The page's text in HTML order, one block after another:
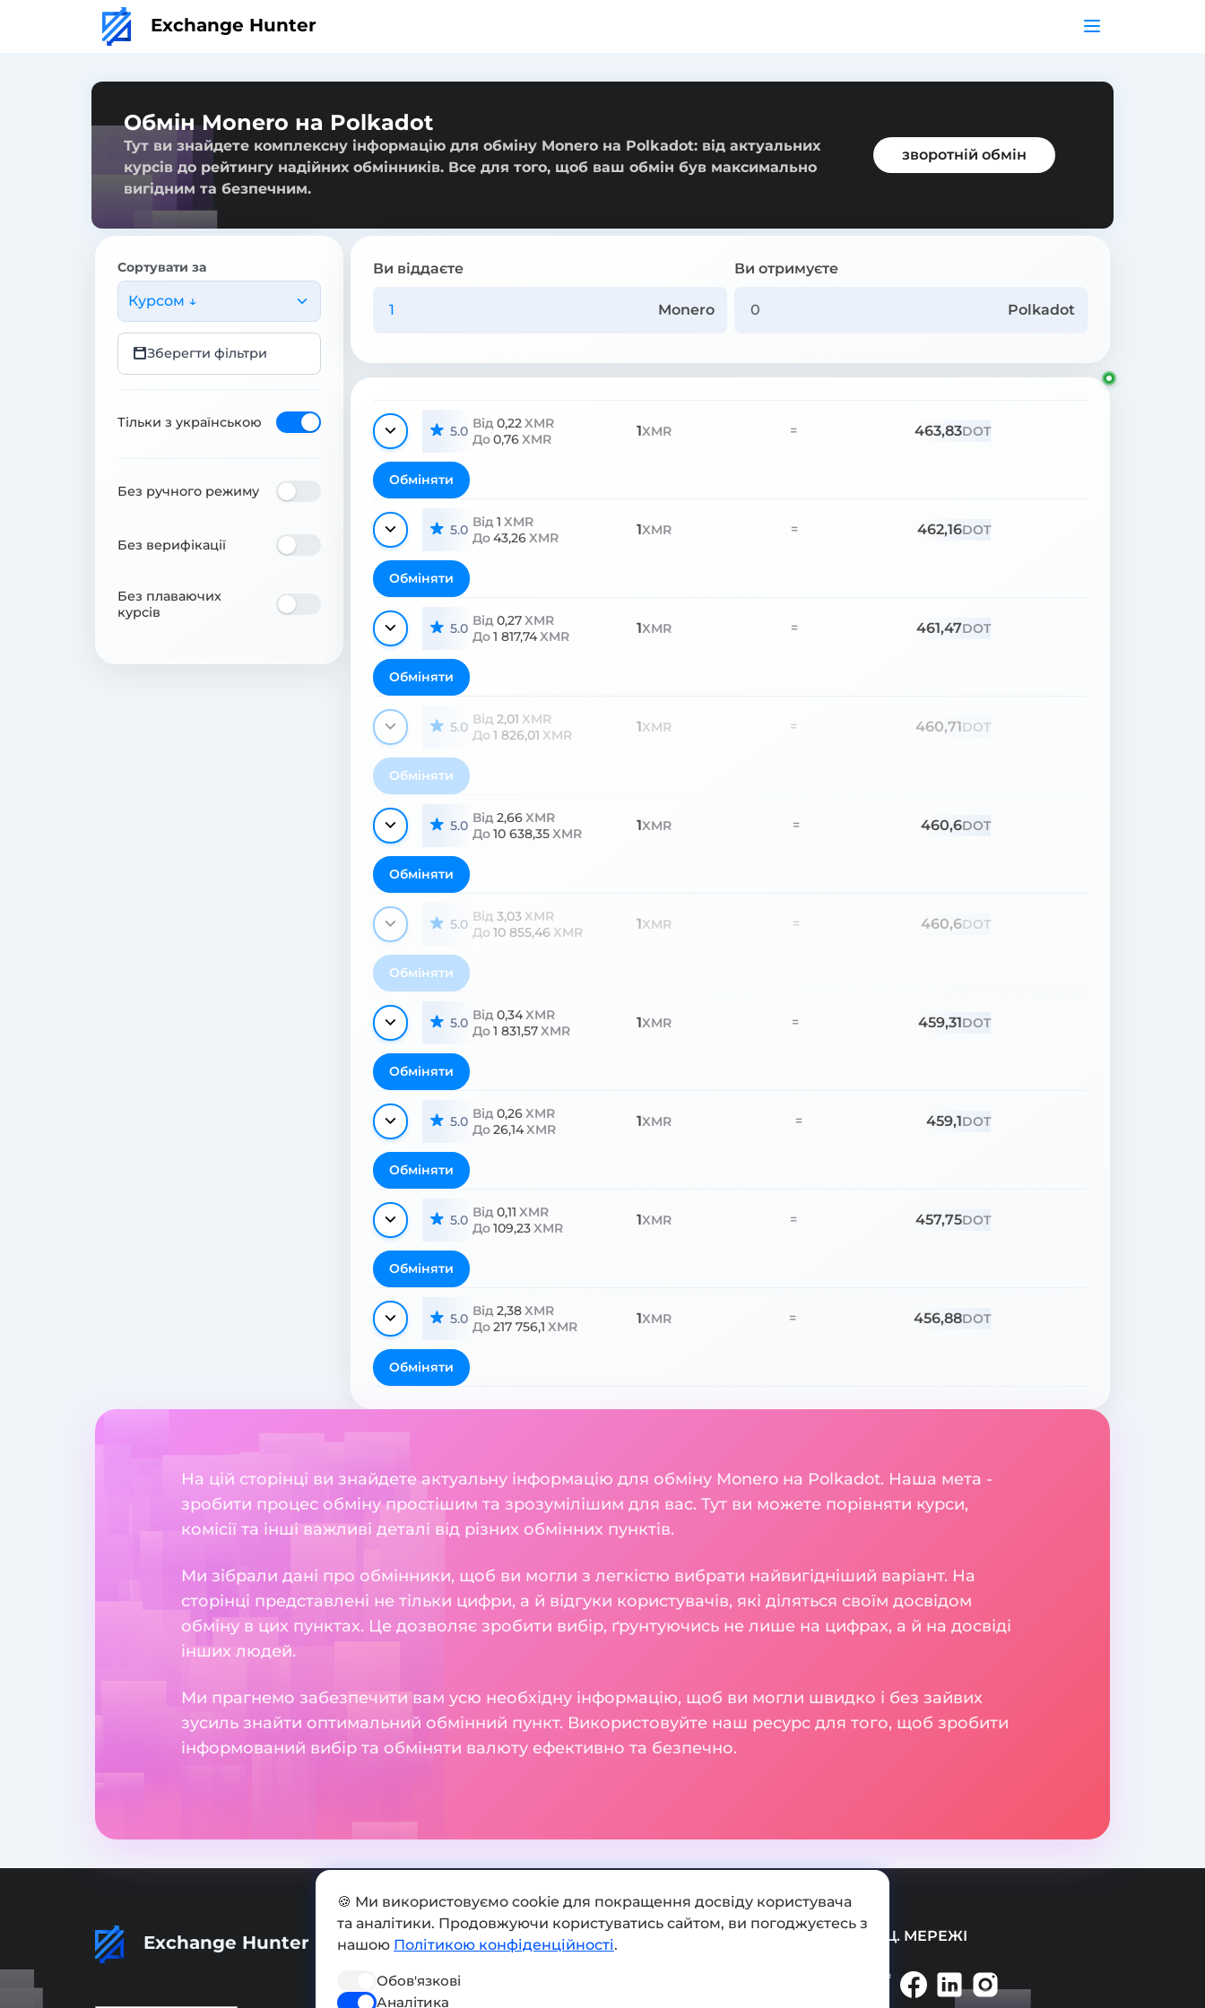
Exchange Hunter
Обмін Monero на Polkadot
Тут ви знайдете комплексну інформацію для обміну Monero на Polkadot: від актуальних
курсів до рейтингу надійних обмінників. Все для того, щоб ваш обмін був максимально
вигідним та безпечним.
зворотній обмін
Сортувати за
Курсом ↓
Зберегти фільтри
Тільки з українською
Без ручного режиму
Без верифікації
Без плаваючих
курсів
Ви віддаєте
Monero
Ви отримуєте
Polkadot
5.0 Від 0,22XMR
До0,76XMR 1XMR = 463,83DOT
Обміняти
5.0 Від 1 XMR
До43,26XMR 1XMR = 462,16DOT
Обміняти
5.0 Від 0,27XMR
До1 817,74XMR 1XMR = 461,47DOT
Обміняти
5.0 Від 2,01 XMR
До 1 826,01 XMR 1XMR = 460,71DOT
Обміняти
5.0 Від 2,66XMR
До10 638,35XMR 1XMR = 460,6DOT
Обміняти
5.0 Від 3,03 XMR
До 10 855,46 XMR 1XMR = 460,6DOT
Обміняти
5.0 Від 0,34XMR
До1 831,57XMR 1XMR = 459,31DOT
Обміняти
5.0 Від 0,26XMR
До26,14XMR 1XMR = 459,1DOT
Обміняти
5.0 Від 0,11 XMR
До109,23XMR 1XMR = 457,75DOT
Обміняти
5.0 Від 2,38XMR
До217 756,1 XMR 1XMR = 456,88DOT
Обміняти
На цій сторінці ви знайдете актуальну інформацію для обміну Monero на Polkadot. Наша мета -
зробити процес обміну простішим та зрозумілішим для вас. Тут ви можете порівняти курси,
комісії та інші важливі деталі від різних обмінних пунктів.
Ми зібрали дані про обмінники, щоб ви могли з легкістю вибрати найвигідніший варіант. На
сторінці представлені не тільки цифри, а й відгуки користувачів, які діляться своїм досвідом
обміну в цих пунктах. Це дозволяє зробити вибір, ґрунтуючись не лише на цифрах, а й на досвіді
інших людей.
Ми прагнемо забезпечити вам усю необхідну інформацію, щоб ви могли швидко і без зайвих
зусиль знайти оптимальний обмінний пункт. Використовуйте наш ресурс для того, щоб зробити
інформований вибір та обміняти валюту ефективно та безпечно.
Exchange Hunter Додати обмінник СОЦ. МЕРЕЖІ
🍪 Ми використовуємо cookie для покращення досвіду користувача
та аналітики. Продовжуючи користуватись сайтом, ви погоджуєтесь з
нашою Політикою конфіденційності.
Обов'язкові
Аналітика